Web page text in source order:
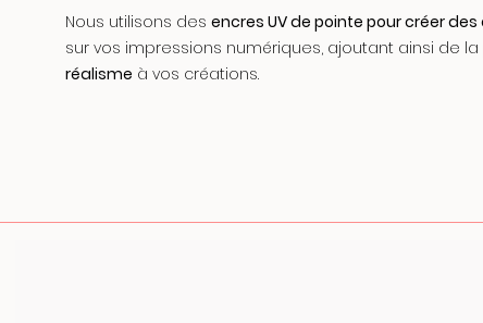
Nous utilisons des encres UV de pointe pour créer
sur vos impressions numériques, ajoutant ainsi de la
réalisme à vos créations.